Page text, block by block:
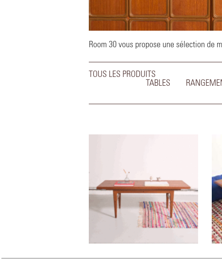
Room 30 vous propose une sélection
TOUS LES PRODUITS
TABLES